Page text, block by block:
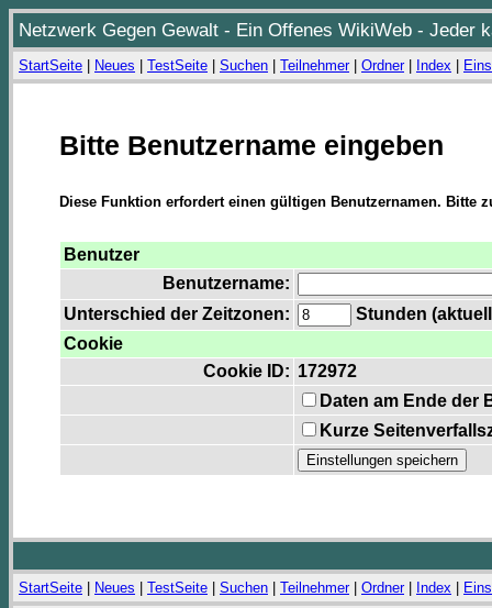
Netzwerk Gegen Gewalt - Ein Offenes WikiWeb - Jeder
StartSeite Neues TestSeite Suchen Teilnehmer| Ordner| Index
Bitte Benutzername eingeben
Diese Funktion erfordert einen gültigen Benutzernamen. Bitte
Benutzer
Benutzername:
Unterschied der Zeitzonen:
Stunden
Cookie
Cookie ID: 172972
Daten am Ende der
Kurze
StartSeite Neues TestSeite Suchen Teilnehmer| Ordner| Index